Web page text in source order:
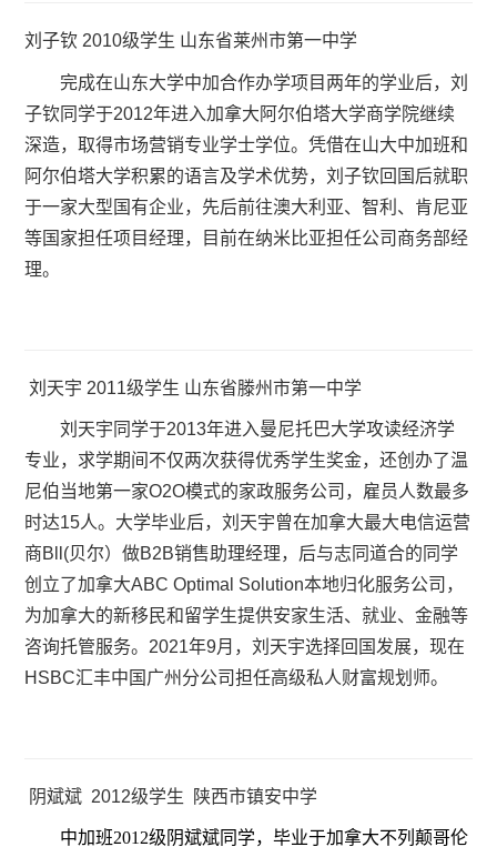
刘子钦 2010级学生 山东省莱州市第一中学
完成在山东大学中加合作办学项目两年的学业后，刘
子钦同学于2012年进入加拿大阿尔伯塔大学商学院继续
深造，取得市场营销专业学士学位。凭借在山大中加班和
阿尔伯塔大学积累的语言及学术优势，刘子钦回国后就职
于一家大型国有企业，先后前往澳大利亚、智利、肯尼亚
等国家担任项目经理，目前在纳米比亚担任公司商务部经
理。
刘天宇 2011级学生 山东省滕州市第一中学
刘天宇同学于2013年进入曼尼托巴大学攻读经济学
专业，求学期间不仅两次获得优秀学生奖金，还创办了温
尼伯当地第一家O2O模式的家政服务公司，雇员人数最多
时达15人。大学毕业后，刘天宇曾在加拿大最大电信运营
商Bll(贝尔）做B2B销售助理经理，后与志同道合的同学
创立了加拿大ABC Optimal Solution本地归化服务公司，
为加拿大的新移民和留学生提供安家生活、就业、金融等
咨询托管服务。2021年9月，刘天宇选择回国发展，现在
HSBC汇丰中国广州分公司担任高级私人财富规划师。
阴斌斌 2012级学生 陕西市镇安中学
中加班2012级阴斌斌同学，毕业于加拿大不列颠哥伦